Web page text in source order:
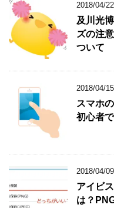
2018/04/22
及川光
ズの注
ついて
2018/04/15
スマホ
初心者
2018/04/09
アイビ
は？